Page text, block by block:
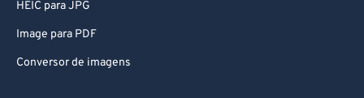
HEIC para JPG
Image para PDF
Conversor de imagens